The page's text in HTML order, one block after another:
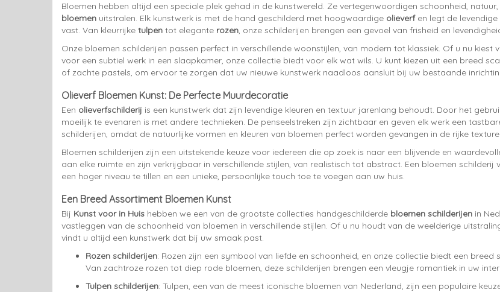
Bloemen hebben altijd een speciale plek gehad in de kunstwereld. Ze vertegenwoordigen schoonheid,
bloemen uitstralen. Elk kunstwerk is met de hand geschilderd met hoogwaardige olieverfen legt de levendige
vast. Van kleurrijke tulpen tot elegante rozen, onze schilderijen brengen een gevoel van frisheid en
Onze bloemen schilderijen passen perfect in verschillende woonstijlen, van modern tot klassiek. Of u nu
voor een subtiel werk in een slaapkamer, onze collectie biedt voor elk wat wils. U kunt kiezen uit een breed
of zachte pastels, om ervoor te zorgen dat uw nieuwe kunstwerk naadloos aansluit bij uw bestaande
Olieverf Bloemen Kunst: De Perfecte Muurdecoratie
Een olieverfschilderij is een kunstwerk dat zijn levendige kleuren en textuur jarenlang behoudt. Door het
moeilijk te evenaren is met andere technieken. De penseelstreken zijn zichtbaar en geven elk werk een
schilderijen, omdat de natuurlijke vormen en kleuren van bloemen perfect worden gevangen in de rijke
Bloemen schilderijen zijn een uitstekende keuze voor iedereen die op zoek is naar een blijvende en
aan elke ruimte en zijn verkrijgbaar in verschillende stijlen, van realistisch tot abstract. Een bloemen
een hoger niveau te tillen en een unieke, persoonlijke touch toe te voegen aan uw huis.
Een Breed Assortiment Bloemen Kunst
Bij Kunst voor in Huis hebben we een van de grootste collecties handgeschilderde bloemen schilderijen in
vastleggen van de schoonheid van bloemen in verschillende stijlen. Of u nu houdt van de weelderige
vindt u altijd een kunstwerk dat bij uw smaak past.
Rozen schilderijen: Rozen zijn een symbool van liefde en schoonheid, en onze collectie biedt een
Van zachtroze rozen tot diep rode bloemen, deze schilderijen brengen een vleugje romantiek in uw
Tulpen schilderijen: Tulpen, een van de meest iconische bloemen van Nederland, zijn een populaire